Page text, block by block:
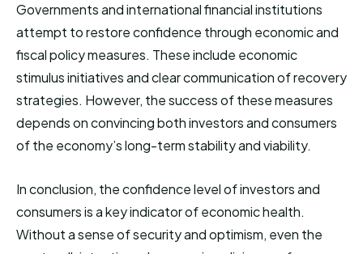
Governments and international financial institutions
attempt to restore confidence through economic and
fiscal policy measures. These include economic
stimulus initiatives and clear communication of recovery
strategies. However, the success of these measures
depends on convincing both investors and consumers
of the economy’s long-term stability and viability.
In conclusion, the confidence level of investors and
consumers is a key indicator of economic health.
Without a sense of security and optimism, even the